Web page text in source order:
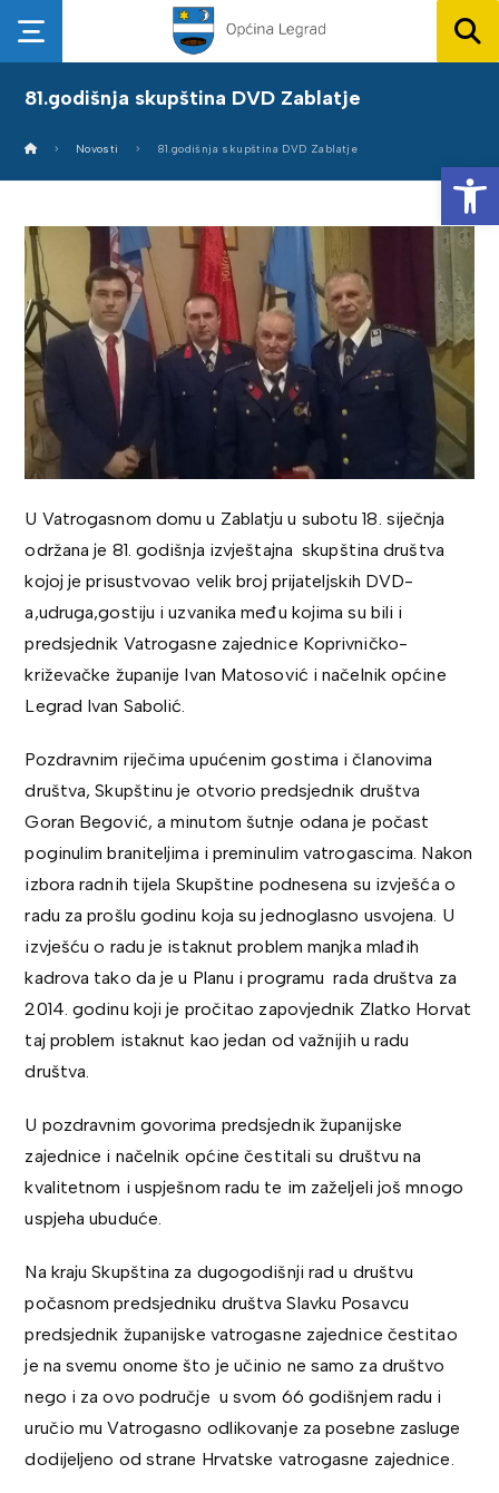
81.godišnja skupština DVD Zablatje
Novosti 81.godišnja skupština DVD Zablatje
U Vatrogasnom domu u Zablatju u subotu 18. siječnja
održana je 81. godišnja izvještajna skupština društva
kojoj je prisustvovao velik broj prijateljskih DVD-
a,udruga,gostiju i uzvanika među kojima su bili i
predsjednik Vatrogasne zajednice Koprivničko-
križevačke županije Ivan Matosović i načelnik općine
Legrad Ivan Sabolić.
Pozdravnim riječima upućenim gostima i članovima
društva, Skupštinu je otvorio predsjednik društva
Goran Begović, a minutom šutnje odana je počast
poginulim braniteljima i preminulim vatrogascima. Nakon
izbora radnih tijela Skupštine podnesena su izvješća o
radu za prošlu godinu koja su jednoglasno usvojena. U
izvješću o radu je istaknut problem manjka mlađih
kadrova tako da je u Planu i programu rada društva za
2014. godinu koji je pročitao zapovjednik Zlatko Horvat
taj problem istaknut kao jedan od važnijih u radu
društva.
U pozdravnim govorima predsjednik županijske
zajednice i načelnik općine čestitali su društvu na
kvalitetnom i uspješnom radu te im zaželjeli još mnogo
uspjeha ubuduće.
Na kraju Skupština za dugogodišnji rad u društvu
počasnom predsjedniku društva Slavku Posavcu
predsjednik županijske vatrogasne zajednice čestitao
je na svemu onome što je učinio ne samo za društvo
nego i za ovo područje u svom 66 godišnjem radu i
uručio mu Vatrogasno odlikovanje za posebne zasluge
dodijeljeno od strane Hrvatske vatrogasne zajednice.